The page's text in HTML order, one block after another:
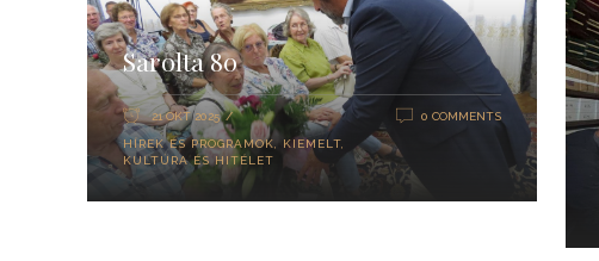
Sarolta 80
21 OKT 2025
HÍREK ÉS PROGRAMOK KIEMELT
KULTÚRA ÉS HITÉLET
0 COMMENTS